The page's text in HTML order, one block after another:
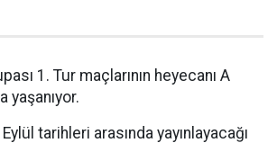
1. Tur maçlarının heyecanı A
yaşanıyor.
tarihleri arasında yayınlayacağı